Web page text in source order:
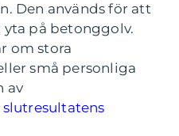
Den används för att
yta på betonggolv.
om stora
små personliga
av